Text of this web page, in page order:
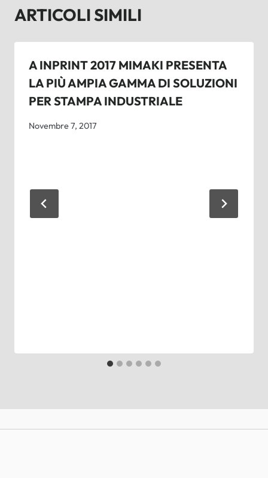
ARTICOLI SIMILI
A INPRINT 2017 MIMAKI PRESENTA
LA PIÙ AMPIA GAMMA DI SOLUZIONI
PER STAMPA INDUSTRIALE
Novembre 7, 2017